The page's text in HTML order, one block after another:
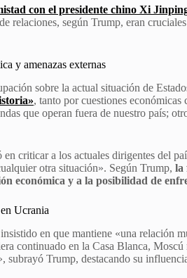
con el presidente chino Xi
relaciones, según Trump, eran
y amenazas externas
sobre la actual situación de
, tanto por cuestiones
que operan fuera de nuestro país;
criticar a los actuales dirigentes del
otra situación». Según Trump, la
económica y a la posibilidad de
Ucrania
en que mantiene «una relación
continuado en la Casa Blanca,
subrayó Trump, destacando su